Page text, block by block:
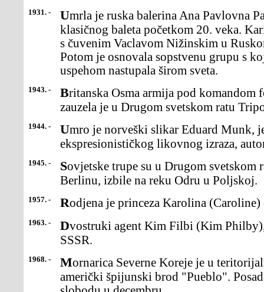
1931. - Umrla je ruska balerina Ana Pavlovna Pavlova, najveća umetnica
klasičnog baleta početkom 20. veka.
s čuvenim Vaclavom Nižinskim u
Potom je osnovala sopstvenu grupu s
uspehom nastupala širom sveta.
1943. - Britanska Osma armija pod komandom feldmaršala Montgomerija
zauzela je u Drugom svetskom ratu
1944. - Umro je norveški slikar Eduard Munk, jedan od začetnika
ekspresionističkog likovnog izraza,
1945. - Sovjetske trupe su u Drugom svetskom ratu, napredujući ka
Berlinu, izbile na reku Odru u Poljskoj.
1957. - Rodjena je princeza Karolina
1963. - Dvostruki agent Kim Filbi (Kim Philby), prebegao je iz Engleske u
SSSR.
1968. - Mornarica Severne Koreje je u teritorijalnim vodama zarobila
američki špijunski brod "Pueblo".